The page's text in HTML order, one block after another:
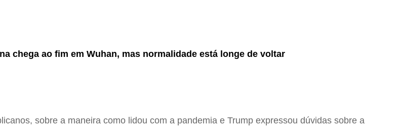
chega ao fim em Wuhan, mas normalidade está longe de voltar
sobre a maneira como lidou com a pandemia e Trump expressou dúvidas sobre a